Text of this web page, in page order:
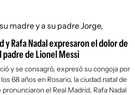
y Rafa Nadal expresaron el dolor de
padre de Lionel Messi
y se consagró, expresó su congoja por
68 años en Rosario, la ciudad natal de
el Real Madrid, Rafa Nadal